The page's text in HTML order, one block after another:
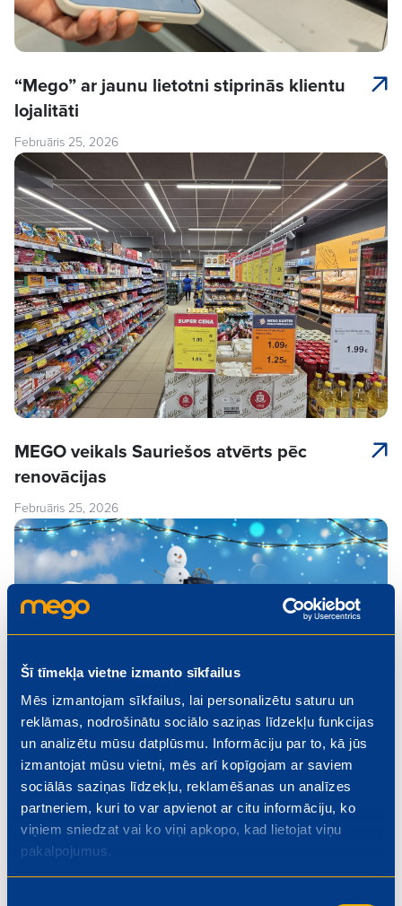
Šī tīmekļa vietne izmanto sīkfailus
Mēs izmantojam sīkfailus, lai personalizētu saturu un
reklāmas, nodrošinātu sociālo saziņas līdzekļu funkcijas
un analizētu mūsu datplūsmu. Informāciju par to, kā jūs
izmantojat mūsu vietni, mēs arī kopīgojam ar saviem
sociālās saziņas līdzekļu, reklamēšanas un analīzes
partneriem, kuri to var apvienot ar citu informāciju, ko
viņiem sniedzat vai ko viņi apkopo, kad lietojat viņu
pakalpojumus.
“Mego” ar jaunu lietotni stiprinās klientu
lojalitāti
Februāris 25, 2026
MEGO veikals Sauriešos atvērts pēc
renovācijas
Februāris 25, 2026
Mego veikalu darba laiks Ziemassvētku
periodā
Decembris 11, 2025